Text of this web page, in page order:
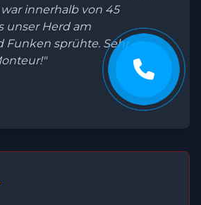
innerhalb von 45
unser Herd am
Funken sprühte. Sehr